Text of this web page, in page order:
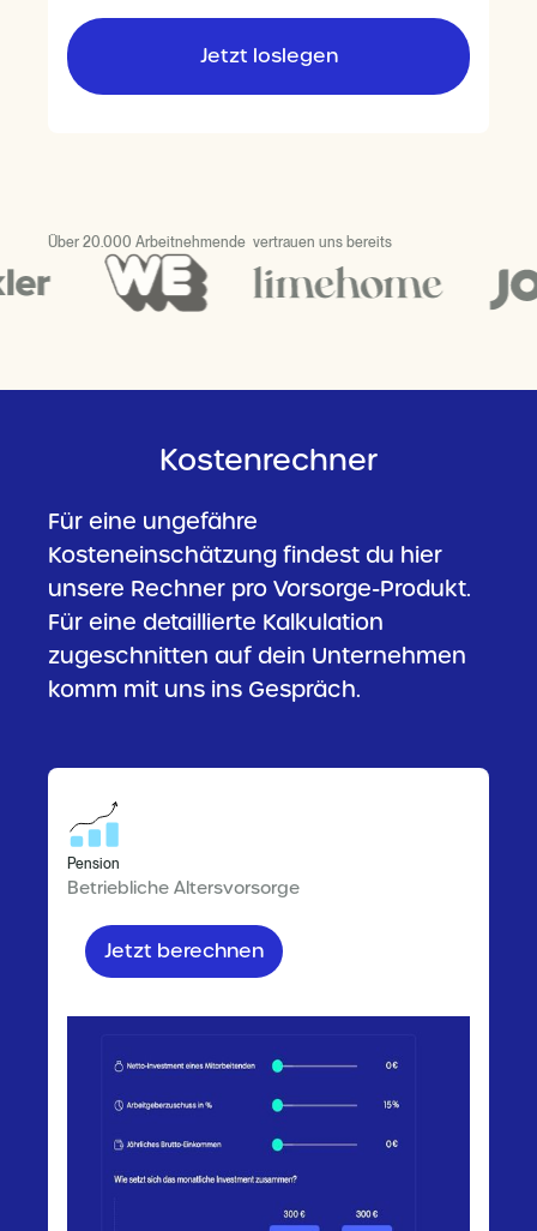
Jetzt loslegen
Über 20.000 Arbeitnehmende vertrauen uns bereits
Kostenrechner
Für eine ungefähre
Kosteneinschätzung findest du hier
unsere Rechner pro Vorsorge-Produkt.
Für eine detaillierte Kalkulation
zugeschnitten auf dein Unternehmen
komm mit uns ins Gespräch.
Pension
Betriebliche Altersvorsorge
Jetzt berechnen